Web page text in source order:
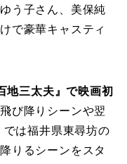
う子さん、美保純
で豪華キャスティ
地三太夫』で映画初
び降りシーンや翌
は福井県東尋坊の
りるシーンをスタ